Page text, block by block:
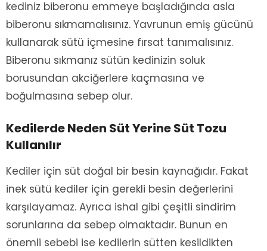
kediniz biberonu emmeye başladığında asla
biberonu sıkmamalısınız. Yavrunun emiş gücünü
kullanarak sütü içmesine fırsat tanımalısınız.
Biberonu sıkmanız sütün kedinizin soluk
borusundan akciğerlere kaçmasına ve
boğulmasına sebep olur.
KedilerdeNeden Süt Yerine Süt Tozu
Kullanılır
Kediler için süt doğal bir besin kaynağıdır. Fakat
inek sütü kediler için gerekli besin değerlerini
karşılayamaz. Ayrıca ishal gibi çeşitli sindirim
sorunlarına da sebep olmaktadır. Bunun en
önemli sebebi ise kedilerin sütten kesildikten